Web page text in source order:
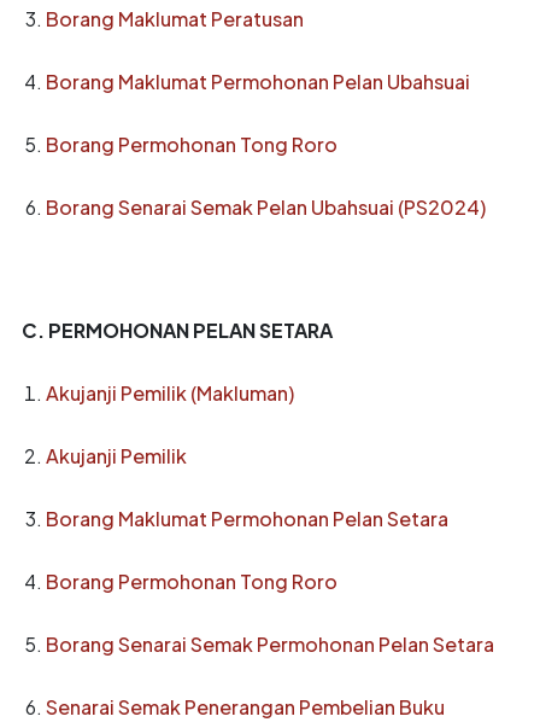
Borang Maklumat Peratusan
Borang Maklumat Permohonan Pelan Ubahsuai
Borang Permohonan Tong Roro
Borang Senarai Semak Pelan Ubahsuai (PS2024)
C. PERMOHONAN PELAN SETARA
Akujanji Pemilik (Makluman)
Akujanji Pemilik
Borang Maklumat Permohonan Pelan Setara
Borang Permohonan Tong Roro
Borang Senarai Semak Permohonan Pelan Setara
Senarai Semak Penerangan Pembelian Buku